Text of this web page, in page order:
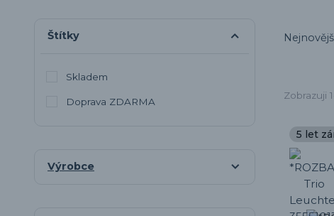
Zobrazuji
5 let
Štítky
Skladem
Doprava ZDARMA
Výrobce